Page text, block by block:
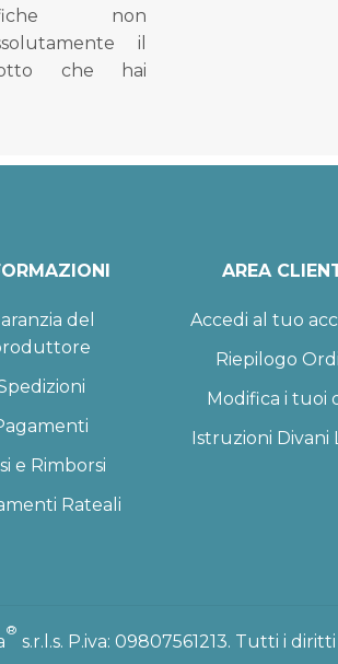
non
il
che hai
del
e Rimborsi
Rateali
AREA
Accedi al tuo
Riepilogo
Modifica i tuoi
Istruzioni Divani
®
s.r.l.s. P.iva: 09807561213. Tutti i